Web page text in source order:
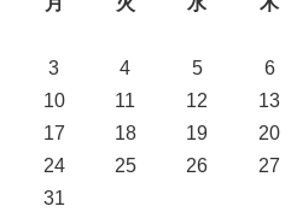
3
4 5 6
10
11 12 13
17
18 19 20
24
25 26 27
31